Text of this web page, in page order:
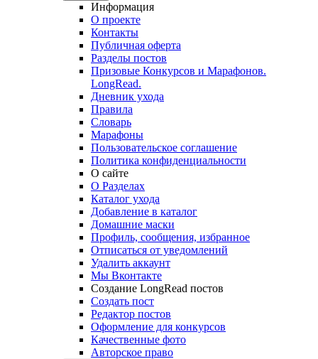
Информация
О проекте
Контакты
Публичная оферта
Разделы постов
Призовые Конкурсов и Марафонов.
LongRead.
Дневник ухода
Правила
Словарь
Марафоны
Пользовательское соглашение
Политика конфиденциальности
О сайте
О Разделах
Каталог ухода
Добавление в каталог
Домашние маски
Профиль, сообщения, избранное
Отписаться от уведомлений
Удалить аккаунт
Мы Вконтакте
Создание LongRead постов
Создать пост
Редактор постов
Оформление для конкурсов
Качественные фото
Авторское право